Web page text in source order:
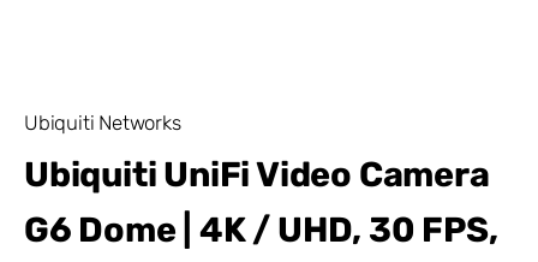
Ubiquiti Networks
Ubiquiti UniFi Video Camera
G6 Dome | 4K / UHD, 30 FPS,